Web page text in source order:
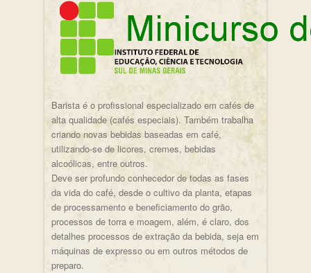
Barista é o profissional especializado em cafés de
alta qualidade (cafés especiais). Também trabalha
criando novas bebidas baseadas em café,
utilizando-se de licores, cremes, bebidas
alcoólicas, entre outros.
Deve ser profundo conhecedor de todas as fases
da vida do café, desde o cultivo da planta, etapas
de processamento e beneficiamento do grão,
processos de torra e moagem, além, é claro, dos
detalhes processos de extração da bebida, seja em
máquinas de expresso ou em outros métodos de
preparo.